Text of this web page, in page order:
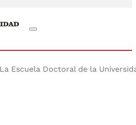
Escuela Doctoral de la